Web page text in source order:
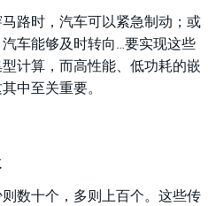
路时，汽车可以紧急制动；或
车能够及时转向…要实现这些
计算，而高性能、低功耗的嵌
中至关重要。
数十个，多则上百个。这些传